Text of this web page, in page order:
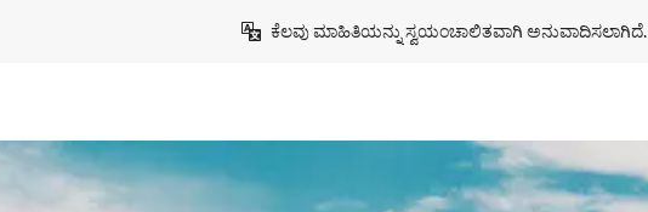
ಕೆಲವು ಮಾಹಿತಿಯನ್ನು ಸ್ವಯಂಚಾಲಿತವಾಗಿ ಅನುವಾದಿಸಲಾಗಿದೆ.